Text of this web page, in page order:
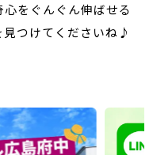
をぐんぐん伸ばせる
見つけてくださいね♪